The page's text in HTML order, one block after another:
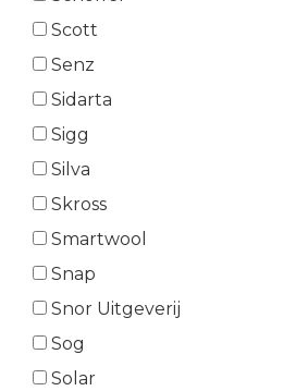
Scott
Senz
Sidarta
Sigg
Silva
Skross
Smartwool
Snap
Snor Uitgeverij
Sog
Solar